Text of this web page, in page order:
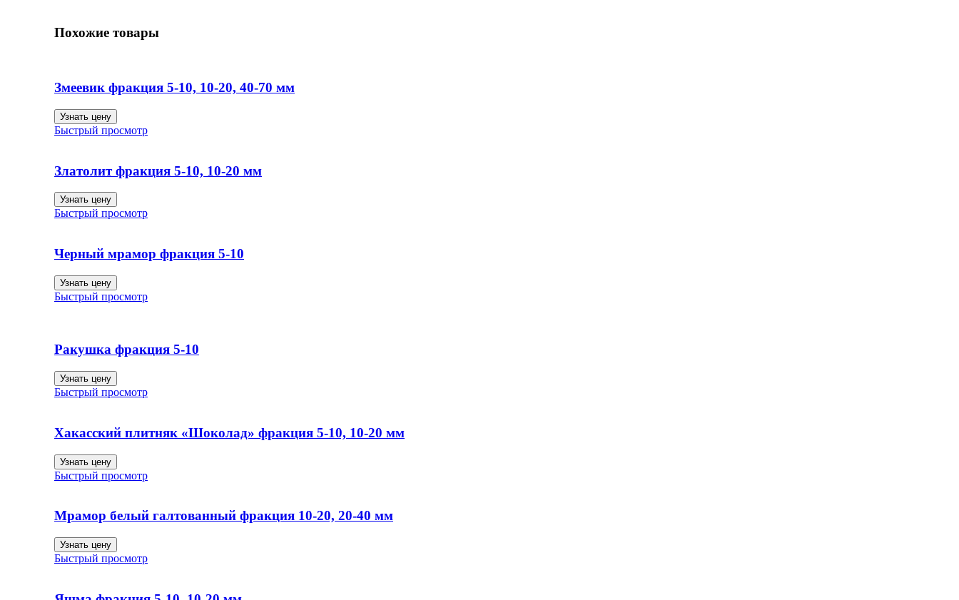
Похожие товары
Змеевик фракция 5-10, 10-20, 40-70 мм
Узнать цену
Быстрый просмотр
Златолит фракция 5-10, 10-20 мм
Узнать цену
Быстрый просмотр
Черный мрамор фракция 5-10
Узнать цену
Быстрый просмотр
Ракушка фракция 5-10
Узнать цену
Быстрый просмотр
Хакасский плитняк «Шоколад» фракция 5-10, 10-20 мм
Узнать цену
Быстрый просмотр
Мрамор белый галтованный фракция 10-20, 20-40 мм
Узнать цену
Быстрый просмотр